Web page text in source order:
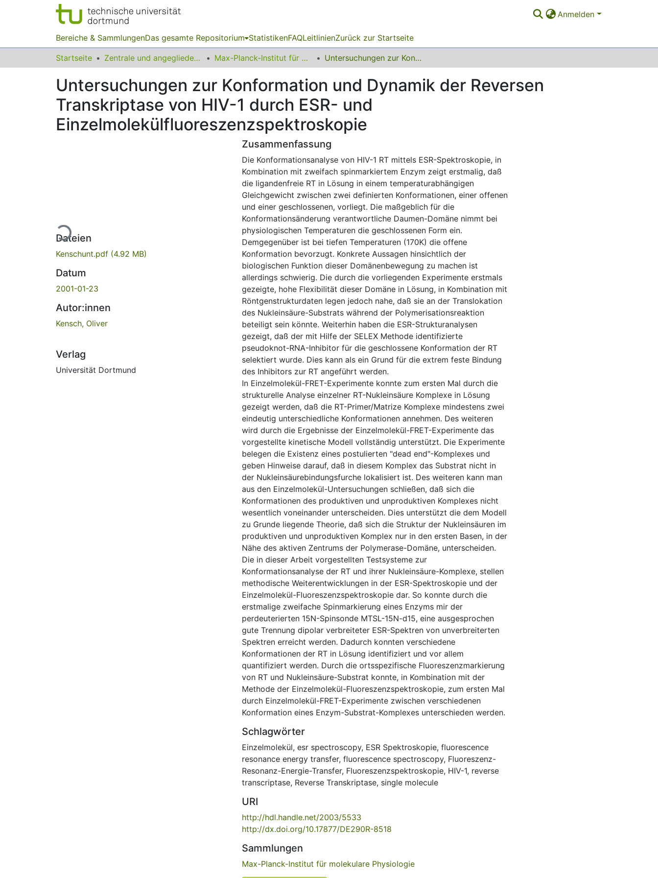
Anmelden
Bereiche & SammlungenDas gesamte Repositorium StatistikenFAQLeitlinienZurück zur Startseite
Startseite Zentrale und angegliederte Institute Max-Planck-Institut für molekulare Physiologie Untersuchungen zur Konformation und Dynamik der Reversen Transkriptase von HIV-1 durch ESR- und Einzelmolekülfluoreszenzspektroskopie
Untersuchungen zur Konformation und Dynamik der Reversen
Transkriptase von HIV-1 durch ESR- und
Einzelmolekülfluoreszenzspektroskopie
Lade...
Dateien
Kenschunt.pdf (4.92 MB)
Datum
2001-01-23
Autor:innen
Kensch, Oliver
Verlag
Universität Dortmund
Zusammenfassung
Die Konformationsanalyse von HIV-1 RT mittels ESR-Spektroskopie, in
Kombination mit zweifach spinmarkiertem Enzym zeigt erstmalig, daß
die ligandenfreie RT in Lösung in einem temperaturabhängigen
Gleichgewicht zwischen zwei definierten Konformationen, einer offenen
und einer geschlossenen, vorliegt. Die maßgeblich für die
Konformationsänderung verantwortliche Daumen-Domäne nimmt bei
physiologischen Temperaturen die geschlossenen Form ein.
Demgegenüber ist bei tiefen Temperaturen (170K) die offene
Konformation bevorzugt. Konkrete Aussagen hinsichtlich der
biologischen Funktion dieser Domänenbewegung zu machen ist
allerdings schwierig. Die durch die vorliegenden Experimente erstmals
gezeigte, hohe Flexibilität dieser Domäne in Lösung, in Kombination mit
Röntgenstrukturdaten legen jedoch nahe, daß sie an der Translokation
des Nukleinsäure-Substrats während der Polymerisationsreaktion
beteiligt sein könnte. Weiterhin haben die ESR-Strukturanalysen
gezeigt, daß der mit Hilfe der SELEX Methode identifizierte
pseudoknot-RNA-Inhibitor für die geschlossene Konformation der RT
selektiert wurde. Dies kann als ein Grund für die extrem feste Bindung
des Inhibitors zur RT angeführt werden.
In Einzelmolekül-FRET-Experimente konnte zum ersten Mal durch die
strukturelle Analyse einzelner RT-Nukleinsäure Komplexe in Lösung
gezeigt werden, daß die RT-Primer/Matrize Komplexe mindestens zwei
eindeutig unterschiedliche Konformationen annehmen. Des weiteren
wird durch die Ergebnisse der Einzelmolekül-FRET-Experimente das
vorgestellte kinetische Modell vollständig unterstützt. Die Experimente
belegen die Existenz eines postulierten "dead end"-Komplexes und
geben Hinweise darauf, daß in diesem Komplex das Substrat nicht in
der Nukleinsäurebindungsfurche lokalisiert ist. Des weiteren kann man
aus den Einzelmolekül-Untersuchungen schließen, daß sich die
Konformationen des produktiven und unproduktiven Komplexes nicht
wesentlich voneinander unterscheiden. Dies unterstützt die dem Modell
zu Grunde liegende Theorie, daß sich die Struktur der Nukleinsäuren im
produktiven und unproduktiven Komplex nur in den ersten Basen, in der
Nähe des aktiven Zentrums der Polymerase-Domäne, unterscheiden.
Die in dieser Arbeit vorgestellten Testsysteme zur
Konformationsanalyse der RT und ihrer Nukleinsäure-Komplexe, stellen
methodische Weiterentwicklungen in der ESR-Spektroskopie und der
Einzelmolekül-Fluoreszenzspektroskopie dar. So konnte durch die
erstmalige zweifache Spinmarkierung eines Enzyms mir der
perdeuterierten 15N-Spinsonde MTSL-15N-d15, eine ausgesprochen
gute Trennung dipolar verbreiteter ESR-Spektren von unverbreiterten
Spektren erreicht werden. Dadurch konnten verschiedene
Konformationen der RT in Lösung identifiziert und vor allem
quantifiziert werden. Durch die ortsspezifische Fluoreszenzmarkierung
von RT und Nukleinsäure-Substrat konnte, in Kombination mit der
Methode der Einzelmolekül-Fluoreszenzspektroskopie, zum ersten Mal
durch Einzelmolekül-FRET-Experimente zwischen verschiedenen
Konformation eines Enzym-Substrat-Komplexes unterschieden werden.
Schlagwörter
Einzelmolekül, esr spectroscopy, ESR Spektroskopie, fluorescence
resonance energy transfer, fluorescence spectroscopy, Fluoreszenz-
Resonanz-Energie-Transfer, Fluoreszenzspektroskopie, HIV-1, reverse
transcriptase, Reverse Transkriptase, single molecule
URI
http://hdl.handle.net/2003/5533
http://dx.doi.org/10.17877/DE290R-8518
Sammlungen
Max-Planck-Institut für molekulare Physiologie